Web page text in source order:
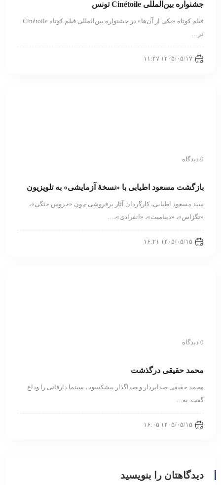
جشنواره بین‌المللی Cinétoile تونس
فیلم کوتاه «یکی از آن‌ها» در جشنواره بین‌المللی فیلم کوتاه Cinétoile
در…
۱۴۰۵/۰۵/۱۷ ۱۱:۴۷
0 دیدگاه
بازگشت مسعود اطیابی با «نسخهٔ آزمایشی» به تلویزیون
سید مسعود اطیابی، کارگردان آثار پرفروشی چون «خروس جنگی»،
«تگزاس»، «دینامیت»، «انفرادی»،…
۱۴۰۵/۰۵/۱۵ ۱۶:۲۱
0 دیدگاه
محمد حقیقی درگذشت
محمد حقیقی صدابردار و صداگذار پیشکسوت سینما دارفانی را وداع
گفت. به…
۱۴۰۵/۰۵/۱۵ ۱۶:۰۵
دیدگاهتان را بنویسید